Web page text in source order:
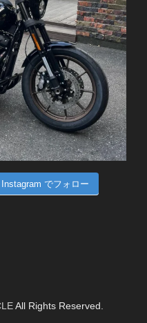
Instagram でフォロー
All Rights Reserved.